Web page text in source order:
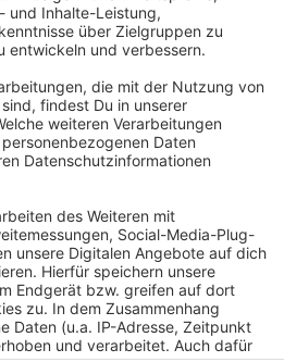
zwei öffentliche Infoabende
Uhr im GBG Kaarst und am
Korschenbroich.